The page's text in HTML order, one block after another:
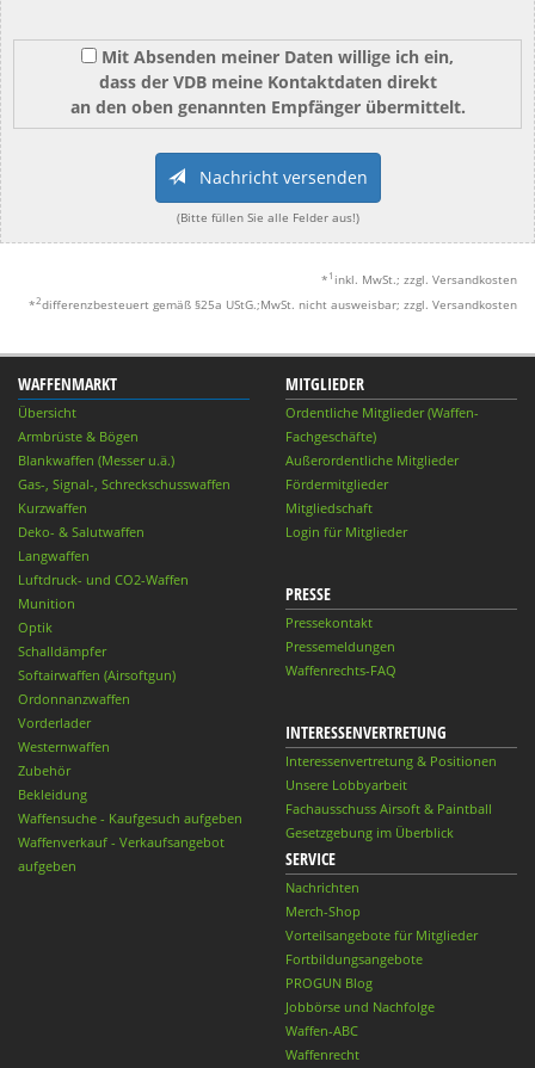
Mit Absenden meiner Daten willige ich ein,
dass der VDB meine Kontaktdaten direkt
an den oben genannten Empfänger übermittelt.
Nachricht versenden
(Bitte füllen Sie alle Felder aus!)
* 1 inkl. MwSt.; zzgl. Versandkosten
*2differenzbesteuert gemäß §25a UStG.;MwSt. nicht ausweisbar; zzgl. Versandkosten
WAFFENMARKT
Übersicht
Armbrüste & Bögen
Blankwaffen (Messer u.ä.)
Gas-, Signal-, Schreckschusswaffen
Kurzwaffen
Deko- & Salutwaffen
Langwaffen
Luftdruck- und CO2-Waffen
Munition
Optik
Schalldämpfer
Softairwaffen (Airsoftgun)
Ordonnanzwaffen
Vorderlader
Westernwaffen
Zubehör
Bekleidung
Waffensuche - Kaufgesuch aufgeben
Waffenverkauf - Verkaufsangebot
aufgeben
MITGLIEDER
Ordentliche Mitglieder (Waffen-
Fachgeschäfte)
Außerordentliche Mitglieder
Fördermitglieder
Mitgliedschaft
Login für Mitglieder
PRESSE
Pressekontakt
Pressemeldungen
Waffenrechts-FAQ
INTERESSENVERTRETUNG
Interessenvertretung & Positionen
Unsere Lobbyarbeit
Fachausschuss Airsoft & Paintball
Gesetzgebung im Überblick
SERVICE
Nachrichten
Merch-Shop
Vorteilsangebote für Mitglieder
Fortbildungsangebote
PROGUN Blog
Jobbörse und Nachfolge
Waffen-ABC
Waffenrecht